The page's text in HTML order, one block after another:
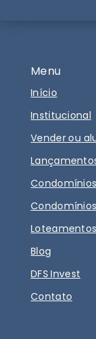
Menu
Início
Institucional
Vender ou
Condomínios
Loteamentos
Blog
DFS Invest
Contato